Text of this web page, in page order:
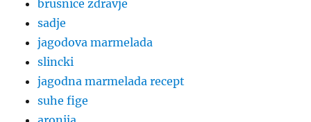
brusnice zdravje
sadje
jagodova marmelada
slincki
jagodna marmelada recept
suhe fige